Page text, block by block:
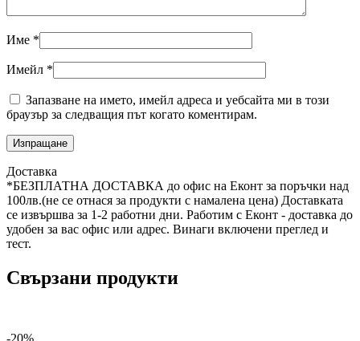
Име *
Имейл *
Запазване на името, имейл адреса и уебсайта ми в този
браузър за следващия път когато коментирам.
Доставка
*БЕЗПЛАТНА ДОСТАВКА до офис на Еконт за поръчки над
100лв.(не се отнася за продукти с намалена цена) Доставката
се извършва за 1-2 работни дни. Работим с Еконт - доставка до
удобен за вас офис или адрес. Винаги включени преглед и
тест.
Свързани продукти
-20%